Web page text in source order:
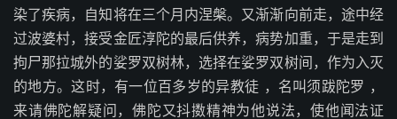
染了疾病，自知将在三个月内涅槃。又渐渐向前走，途中经
过波婆村，接受金匠淳陀的最后供养，病势加重，于是走到
拘尸那拉城外的娑罗双树林，选择在娑罗双树间，作为入灭
的地方。这时，有一位百多岁的异教徒 ，名叫须跋陀罗 ，
来请佛陀解疑问，佛陀又抖擞精神为他说法，使他闻法证